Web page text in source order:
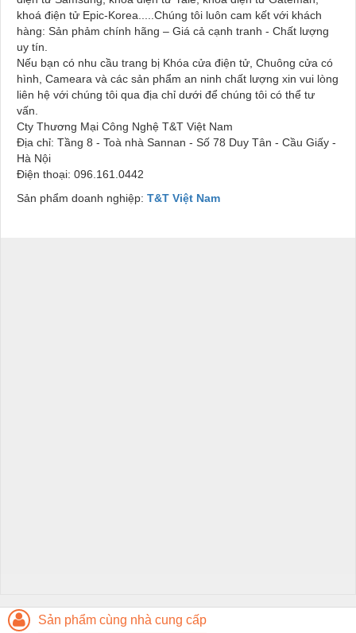
khoá điện tử Epic-Korea.....Chúng tôi luôn cam kết với khách
hàng: Sản phảm chính hãng – Giá cả cạnh tranh - Chất lượng
uy tín.
Nếu bạn có nhu cầu trang bị Khóa cửa điện tử, Chuông cửa có
hình, Cameara và các sản phẩm an ninh chất lượng xin vui lòng
liên hệ với chúng tôi qua địa chỉ dưới để chúng tôi có thể tư
vấn.
Cty Thương Mại Công Nghệ T&T Việt Nam
Địa chỉ: Tầng 8 - Toà nhà Sannan - Số 78 Duy Tân - Cầu Giấy -
Hà Nội
Điện thoại: 096.161.0442
Sản phẩm doanh nghiệp: T&T Việt Nam
Sản phẩm cùng nhà cung cấp